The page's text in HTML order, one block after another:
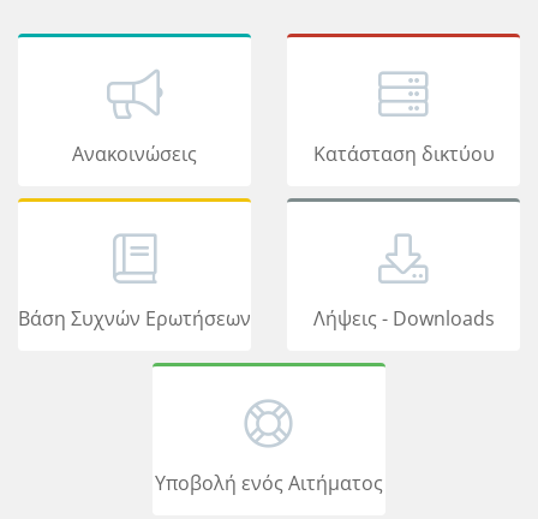
Ανακοινώσεις Κατάσταση δικτύου
Βάση Συχνών Ερωτήσεων Λήψεις - Downloads
Υποβολή ενός Αιτήματος